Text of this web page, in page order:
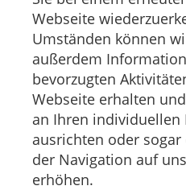
Webseite
Umständen können
außerdem
bevorzugten
Webseite erhalten
an Ihren individuellen
ausrichten oder
der Navigation auf
erhöhen.